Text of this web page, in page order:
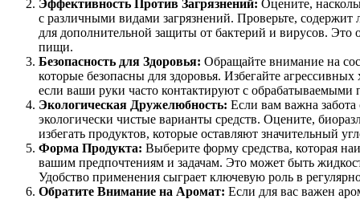
Эффективность Против Загрязнений: Оцените,
с различными видами загрязнений. Проверьте,
для дополнительной защиты от бактерий и вирусов. Это
пищи.
Безопасность для Здоровья: Обращайте внимание на
которые безопасны для здоровья. Избегайте
если ваши руки часто контактируют с обрабатываемыми
Экологическая Дружелюбность: Если вам важна
экологически чистые варианты средств. Оцените,
избегать продуктов, которые оставляют значительный
Форма Продукта: Выберите форму средства, которая
вашим предпочтениям и задачам. Это может быть
Удобство применения сыграет ключевую роль в
Обратите Внимание на Аромат: Если для вас важен